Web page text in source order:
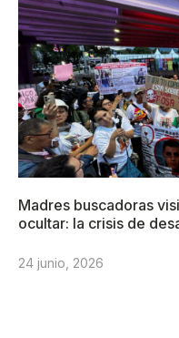
Madres buscadoras
ocultar: la crisis de
24 junio, 2026